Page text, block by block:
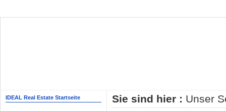
IDEAL Real Estate Startseite Sie sind hier : Unser